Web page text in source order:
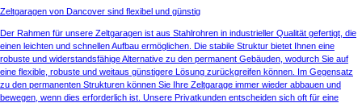
Zeltgaragen von Dancover sind flexibel und günstig
Der Rahmen für unsere Zeltgaragen ist aus Stahlrohren in industrieller Qualität gefertigt, die
einen leichten und schnellen Aufbau ermöglichen. Die stabile Struktur bietet Ihnen eine
robuste und widerstandsfähige Alternative zu den permanent Gebäuden, wodurch Sie auf
eine flexible, robuste und weitaus günstigere Lösung zurückgreifen können. Im Gegensatz
zu den permanenten Strukturen können Sie Ihre Zeltgarage immer wieder abbauen und
bewegen, wenn dies erforderlich ist. Unsere Privatkunden entscheiden sich oft für eine